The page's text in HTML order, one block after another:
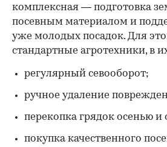
комплексная — подготовка
посевным материалом и
уже молодых посадок. Для
стандартные агротехники, в
регулярный севооборот;
ручное удаление
перекопка грядок осенью и
покупка качественного